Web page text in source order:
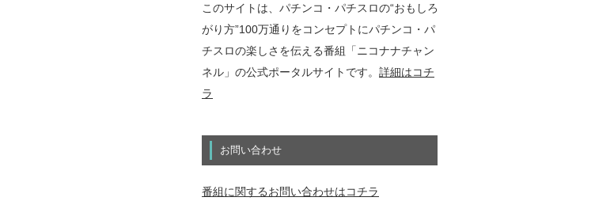
このサイトは、パチンコ・パチスロの“おもしろ
がり方”100万通りをコンセプトにパチンコ・パ
チスロの楽しさを伝える番組「ニコナナチャン
ネル」の公式ポータルサイトです。 詳細はコチ
ラ
お問い合わせ
番組に関するお問い合わせはコチラ